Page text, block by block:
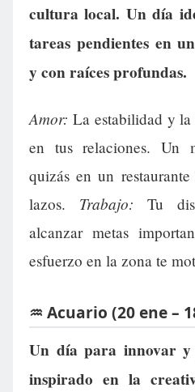
cultura local. Un día
tareas pendientes en
y con raíces profundas.
Amor: La estabilidad y la
en tus relaciones. Un
quizás en un
lazos. Trabajo: Tu
alcanzar metas
esfuerzo en la zona te
♒ Acuario (20 ene –
Un día para innovar y
inspirado en la